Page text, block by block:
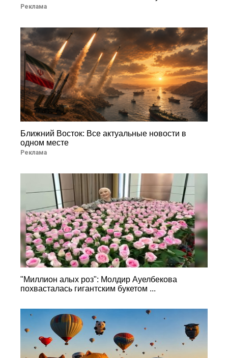
Реклама
Ближний Восток: Все актуальные новости в
одном месте
Реклама
"Миллион алых роз": Молдир Ауелбекова
похвасталась гигантским букетом ...